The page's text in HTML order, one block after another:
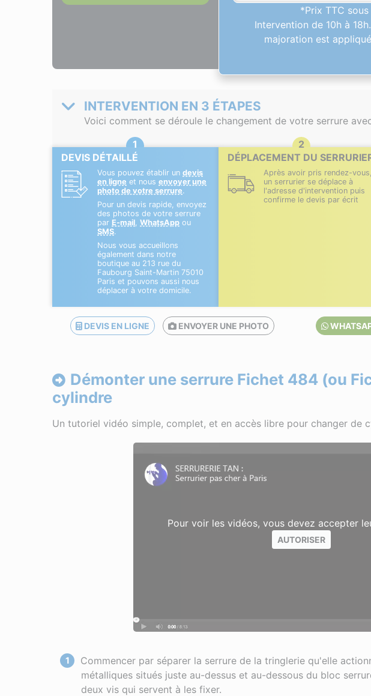
*Prix TTC
Intervention de 10h à
majoration est
INTERVENTION EN 3 ÉTAPES
Voici comment se déroule le changement de votre serrure
DEVIS DÉTAILLÉ
Vous pouvez établir un devis
en ligne et nous envoyer une
photo de votre serrure.
Pour un devis rapide, envoyez
des photos de votre serrure
par E-mail, WhatsApp ou
SMS.
Nous vous accueillons
également dans notre
boutique au 213 rue du
Faubourg Saint-Martin 75010
Paris et pouvons aussi nous
déplacer à votre domicile.
DÉPLACEMENT DU
Après avoir pris rendez-vous,
un serrurier se déplace à
l'adresse d'intervention puis
confirme le devis par écrit
DEVIS EN LIGNE ENVOYER UNE PHOTO
Démonter une serrure Fichet 484 (ou
cylindre
Un tutoriel vidéo simple, complet, et en accès libre pour changer de
Pour voir les vidéos, vous devez accepter
AUTORISER
Commencer par séparer la serrure de la tringlerie qu'elle
métalliques situés juste au-dessus et au-dessous du bloc
deux vis qui servent à les fixer.